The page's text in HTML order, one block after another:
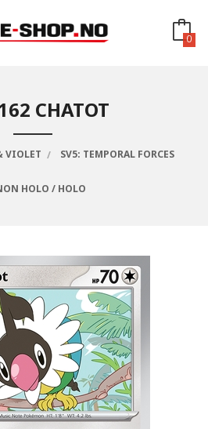
0
CHATOT
VIOLET SV5: TEMPORAL FORCES
HOLO / HOLO